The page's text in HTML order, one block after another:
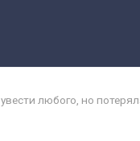
любого, но